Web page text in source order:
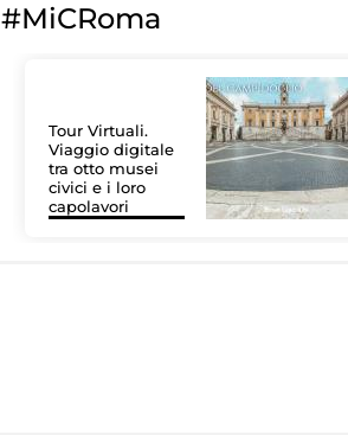
#MiCRoma
Tour Virtuali.
Viaggio digitale
tra otto musei
civici e i loro
capolavori